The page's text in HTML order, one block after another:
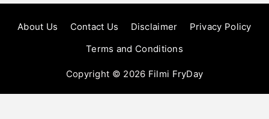
About Us Contact Us Disclaimer
Privacy Policy
Terms and Conditions
Copyright © 2026 Filmi FryDay